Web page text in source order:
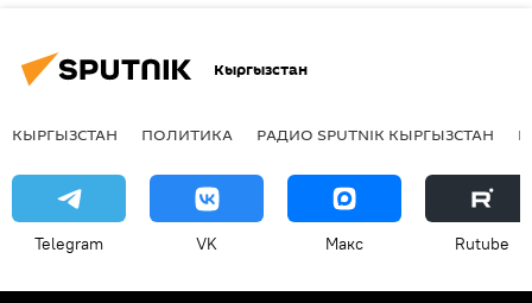
Кыргызстан
КЫРГЫЗСТАН ПОЛИТИКА РАДИО SPUTNIK КЫРГЫЗСТАН
Telegram VK Макс Rutube